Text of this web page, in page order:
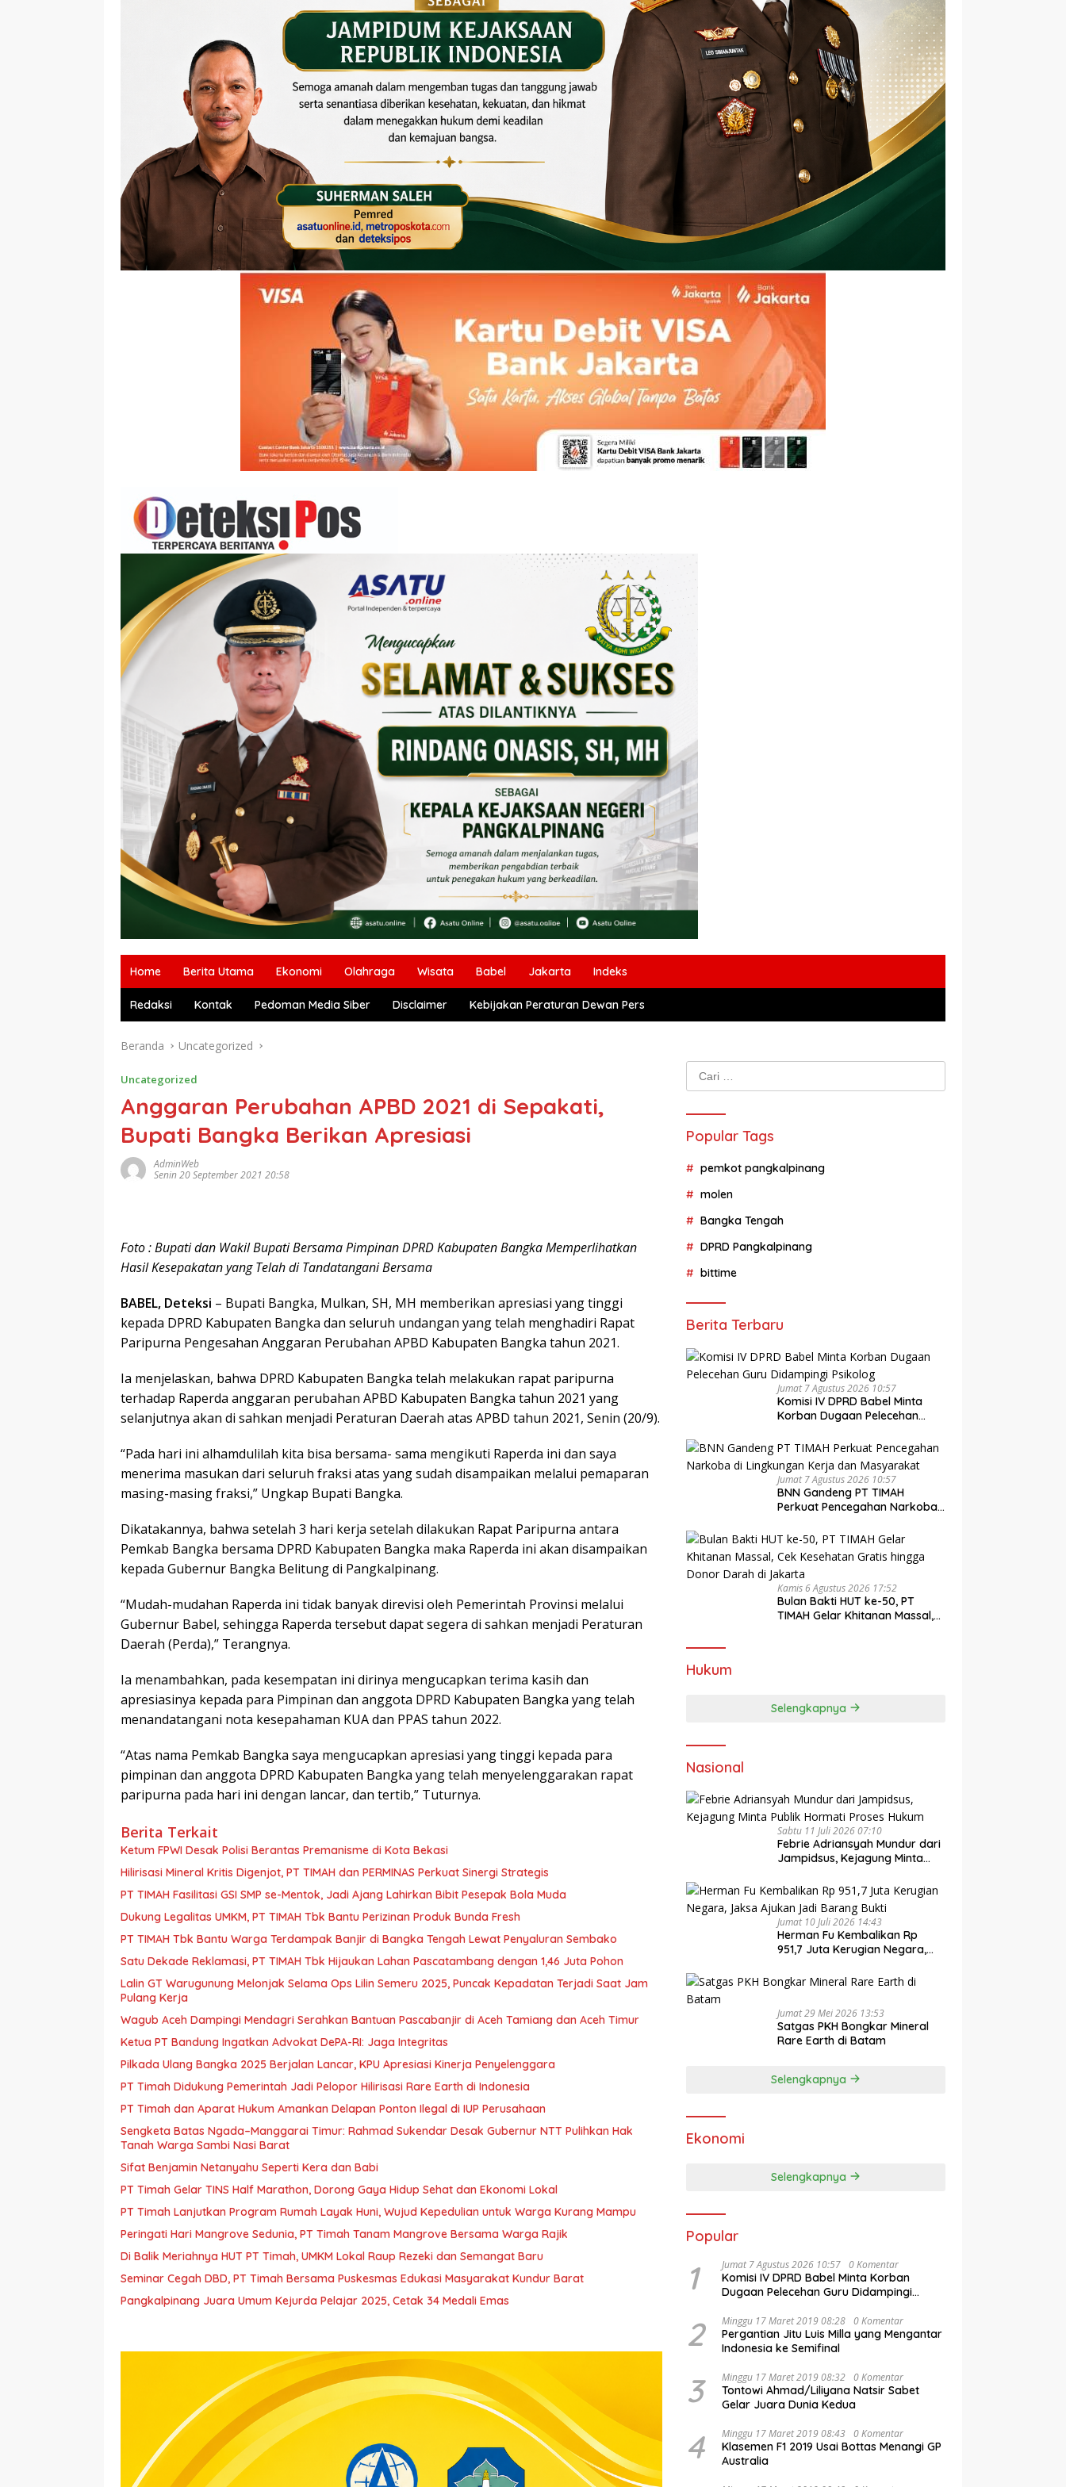
Home Berita Utama Ekonomi Olahraga Wisata Babel Jakarta Indeks
Redaksi Kontak Pedoman Media Siber Disclaimer Kebijakan Peraturan Dewan Pers
Beranda Uncategorized
Uncategorized
Anggaran Perubahan APBD 2021 di Sepakati,
Bupati Bangka Berikan Apresiasi
AdminWeb
Senin 20 September 2021 20:58
Foto : Bupati dan Wakil Bupati Bersama Pimpinan DPRD Kabupaten Bangka Memperlihatkan
Hasil Kesepakatan yang Telah di Tandatangani Bersama
BABEL, Deteksi – Bupati Bangka, Mulkan, SH, MH memberikan apresiasi yang tinggi
kepada DPRD Kabupaten Bangka dan seluruh undangan yang telah menghadiri Rapat
Paripurna Pengesahan Anggaran Perubahan APBD Kabupaten Bangka tahun 2021.
Ia menjelaskan, bahwa DPRD Kabupaten Bangka telah melakukan rapat paripurna
terhadap Raperda anggaran perubahan APBD Kabupaten Bangka tahun 2021 yang
selanjutnya akan di sahkan menjadi Peraturan Daerah atas APBD tahun 2021, Senin (20/9).
“Pada hari ini alhamdulilah kita bisa bersama- sama mengikuti Raperda ini dan saya
menerima masukan dari seluruh fraksi atas yang sudah disampaikan melalui pemaparan
masing-masing fraksi,” Ungkap Bupati Bangka.
Dikatakannya, bahwa setelah 3 hari kerja setelah dilakukan Rapat Paripurna antara
Pemkab Bangka bersama DPRD Kabupaten Bangka maka Raperda ini akan disampaikan
kepada Gubernur Bangka Belitung di Pangkalpinang.
“Mudah-mudahan Raperda ini tidak banyak direvisi oleh Pemerintah Provinsi melalui
Gubernur Babel, sehingga Raperda tersebut dapat segera di sahkan menjadi Peraturan
Daerah (Perda),” Terangnya.
Ia menambahkan, pada kesempatan ini dirinya mengucapkan terima kasih dan
apresiasinya kepada para Pimpinan dan anggota DPRD Kabupaten Bangka yang telah
menandatangani nota kesepahaman KUA dan PPAS tahun 2022.
“Atas nama Pemkab Bangka saya mengucapkan apresiasi yang tinggi kepada para
pimpinan dan anggota DPRD Kabupaten Bangka yang telah menyelenggarakan rapat
paripurna pada hari ini dengan lancar, dan tertib,” Tuturnya.
Berita Terkait
Ketum FPWI Desak Polisi Berantas Premanisme di Kota Bekasi
Hilirisasi Mineral Kritis Digenjot, PT TIMAH dan PERMINAS Perkuat Sinergi Strategis
PT TIMAH Fasilitasi GSI SMP se-Mentok, Jadi Ajang Lahirkan Bibit Pesepak Bola Muda
Dukung Legalitas UMKM, PT TIMAH Tbk Bantu Perizinan Produk Bunda Fresh
PT TIMAH Tbk Bantu Warga Terdampak Banjir di Bangka Tengah Lewat Penyaluran Sembako
Satu Dekade Reklamasi, PT TIMAH Tbk Hijaukan Lahan Pascatambang dengan 1,46 Juta Pohon
Lalin GT Warugunung Melonjak Selama Ops Lilin Semeru 2025, Puncak Kepadatan Terjadi Saat Jam
Pulang Kerja
Wagub Aceh Dampingi Mendagri Serahkan Bantuan Pascabanjir di Aceh Tamiang dan Aceh Timur
Ketua PT Bandung Ingatkan Advokat DePA-RI: Jaga Integritas
Pilkada Ulang Bangka 2025 Berjalan Lancar, KPU Apresiasi Kinerja Penyelenggara
PT Timah Didukung Pemerintah Jadi Pelopor Hilirisasi Rare Earth di Indonesia
PT Timah dan Aparat Hukum Amankan Delapan Ponton Ilegal di IUP Perusahaan
Sengketa Batas Ngada–Manggarai Timur: Rahmad Sukendar Desak Gubernur NTT Pulihkan Hak
Tanah Warga Sambi Nasi Barat
Sifat Benjamin Netanyahu Seperti Kera dan Babi
PT Timah Gelar TINS Half Marathon, Dorong Gaya Hidup Sehat dan Ekonomi Lokal
PT Timah Lanjutkan Program Rumah Layak Huni, Wujud Kepedulian untuk Warga Kurang Mampu
Peringati Hari Mangrove Sedunia, PT Timah Tanam Mangrove Bersama Warga Rajik
Di Balik Meriahnya HUT PT Timah, UMKM Lokal Raup Rezeki dan Semangat Baru
Seminar Cegah DBD, PT Timah Bersama Puskesmas Edukasi Masyarakat Kundur Barat
Pangkalpinang Juara Umum Kejurda Pelajar 2025, Cetak 34 Medali Emas
Popular Tags
pemkot pangkalpinang
molen
Bangka Tengah
DPRD Pangkalpinang
bittime
Berita Terbaru
Jumat 7 Agustus 2026 10:57
Komisi IV DPRD Babel Minta
Korban Dugaan Pelecehan
Jumat 7 Agustus 2026 10:57
BNN Gandeng PT TIMAH
Perkuat Pencegahan Narkoba
Masyarakat
Kamis 6 Agustus 2026 17:52
Bulan Bakti HUT ke-50, PT
TIMAH Gelar Khitanan Massal,
Hukum
Selengkapnya
Nasional
Sabtu 11 Juli 2026 07:10
Febrie Adriansyah Mundur dari
Jampidsus, Kejagung Minta
Jumat 10 Juli 2026 14:43
Herman Fu Kembalikan Rp
951,7 Juta Kerugian Negara,
Bukti
Jumat 29 Mei 2026 13:53
Satgas PKH Bongkar Mineral
Selengkapnya
Ekonomi
Selengkapnya
Popular
1 Jumat 7 Agustus 2026 10:57 0 Komentar
Komisi IV DPRD Babel Minta Korban
Dugaan Pelecehan Guru Didampingi
2 Minggu 17 Maret 2019 08:28 0 Komentar
Pergantian Jitu Luis Milla yang Mengantar
Indonesia ke Semifinal
3 Minggu 17 Maret 2019 08:32 0 Komentar
Tontowi Ahmad/Liliyana Natsir Sabet
Gelar Juara Dunia Kedua
4 Minggu 17 Maret 2019 08:43 0 Komentar
Klasemen F1 2019 Usai Bottas Menangi GP
Australia